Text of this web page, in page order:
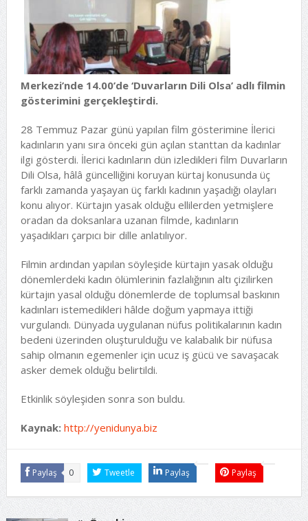
Merkezi’nde 14.00’de ‘Duvarların Dili Olsa’ adlı filmin
gösterimini gerçekleştirdi.
28 Temmuz Pazar günü yapılan film gösterimine İlerici
kadınların yanı sıra önceki gün açılan stanttan da kadınlar
ilgi gösterdi. İlerici kadınların dün izledikleri film Duvarların
Dili Olsa, hâlâ güncelliğini koruyan kürtaj konusunda üç
farklı zamanda yaşayan üç farklı kadının yaşadığı olayları
konu alıyor. Kürtajın yasak olduğu ellilerden yetmişlere
oradan da doksanlara uzanan filmde, kadınların
yaşadıkları çarpıcı bir dille anlatılıyor.
Filmin ardından yapılan söyleşide kürtajın yasak olduğu
dönemlerdeki kadın ölümlerinin fazlalığının altı çizilirken
kürtajın yasal olduğu dönemlerde de toplumsal baskının
kadınları istemedikleri hâlde doğum yapmaya ittiği
vurgulandı. Dünyada uygulanan nüfus politikalarının kadın
bedeni üzerinden oluşturulduğu ve kalabalık bir nüfusa
sahip olmanın egemenler için ucuz iş gücü ve savaşacak
asker demek olduğu belirtildi.
Etkinlik söyleşiden sonra son buldu.
Kaynak: http://yenidunya.biz
Paylaş 0 Tweetle Paylaş Paylaş